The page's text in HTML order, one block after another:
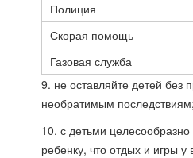
Полиция
Скорая помощь
Газовая служба
9. не оставляйте детей без
необратимым последствиям;
10. с детьми
ребенку, что отдых и игры